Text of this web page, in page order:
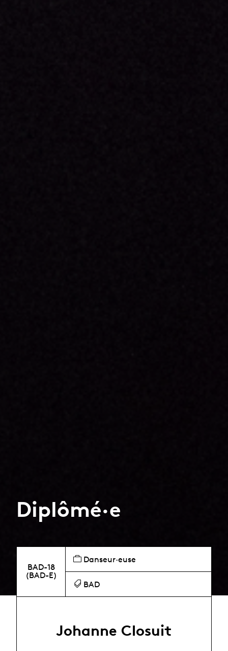
Diplômé·e
BAD-18
(BAD-E)
Danseur·euse
BAD
Johanne Closuit